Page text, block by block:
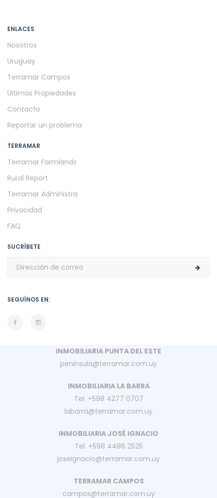
ENLACES
Nosotros
Uruguay
Terramar Campos
Últimas Propiedades
Contacto
Reportar un problema
TERRAMAR
Terramar Farmlands
Rural Report
Terramar Administra
Privacidad
FAQ
SUCRÍBETE
SEGUÍNOS EN:
INMOBILIARIA PUNTA DEL ESTE
peninsula@terramar.com.uy
INMOBILIARIA LA BARRA
Tel. +598 4277 0707
labarra@terramar.com.uy
INMOBILIARIA JOSÉ IGNACIO
Tel. +598 4486 2525
joseignacio@terramar.com.uy
TERRAMAR CAMPOS
campos@terramar.com.uy